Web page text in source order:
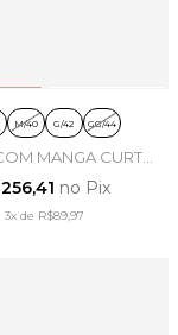
M/40 G/42 GG/44
MANGA CURTA
OFF WHITE -
ARSTYno Pix
3x de R$89,97